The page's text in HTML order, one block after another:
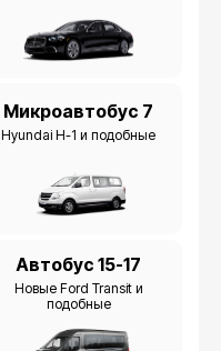
Микроавтобус 7
Hyundai H-1 и подобные
Автобус 15-17
Новые Ford Transit и
подобные